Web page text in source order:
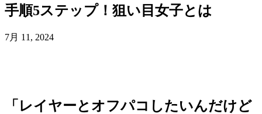
手順5ステップ！狙い目女子とは
7月 11, 2024
「レイヤーとオフパコしたいんだけど